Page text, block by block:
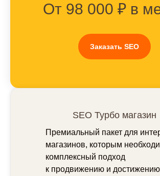
От 98 000 ₽ в
Заказать SEO
SEO Турбо магазин
Премиальный пакет для
магазинов, которым
комплексный подход
к продвижению и достижению